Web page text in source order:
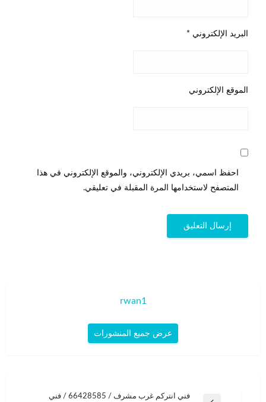
البريد الإلكتروني *
الموقع الإلكتروني
احفظ اسمي، بريدي الإلكتروني، والموقع الإلكتروني في هذا
المتصفح لاستخدامها المرة المقبلة في تعليقي.
rwan1
عرض جميع المنشورات
فني انتركم غرب مشرف / 66428585 / فني